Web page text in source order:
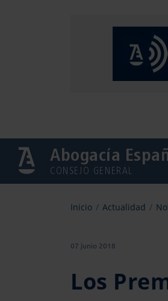
Abogacía
CONSEJO GENERAL
Inicio Actualidad
07 junio 2018
Los